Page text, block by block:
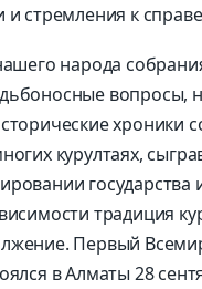
и стремления к
народа
вопросы,
хроники
курултаях,
государства
традиция
Первый
в Алматы 28